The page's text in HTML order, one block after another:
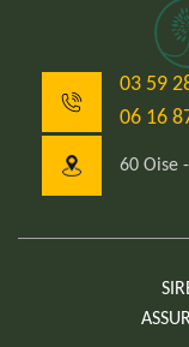
03 59
06 16
60 Oise